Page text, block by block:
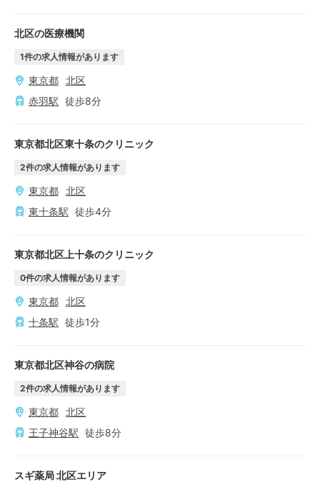
北区の医療機関
1件の求人情報があります
東京都 北区
赤羽駅 徒歩8分
東京都北区東十条のクリニック
2件の求人情報があります
東京都 北区
東十条駅 徒歩4分
東京都北区上十条のクリニック
0件の求人情報があります
東京都 北区
十条駅 徒歩1分
東京都北区神谷の病院
2件の求人情報があります
東京都 北区
王子神谷駅 徒歩8分
スギ薬局 北区エリア